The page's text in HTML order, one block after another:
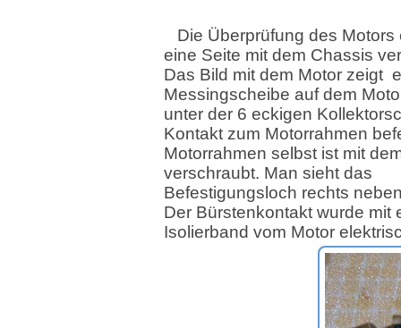
Die Überprüfung des Motors
eine Seite mit dem Chassis
Das Bild mit dem Motor zeigt
Messingscheibe auf dem
unter der 6 eckigen
Kontakt zum Motorrahmen
Motorrahmen selbst ist mit
verschraubt. Man sieht das
Befestigungsloch rechts
Der Bürstenkontakt wurde mit
Isolierband vom Motor